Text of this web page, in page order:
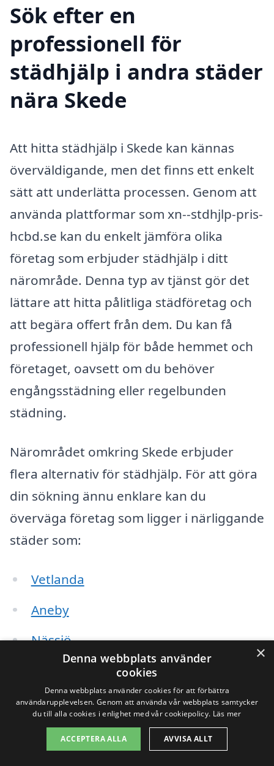
Sök efter en
professionell för
städhjälp i andra städer
nära Skede
Att hitta städhjälp i Skede kan kännas
överväldigande, men det finns ett enkelt
sätt att underlätta processen. Genom att
använda plattformar som xn--stdhjlp-pris-
hcbd.se kan du enkelt jämföra olika
företag som erbjuder städhjälp i ditt
närområde. Denna typ av tjänst gör det
lättare att hitta pålitliga städföretag och
att begära offert från dem. Du kan få
professionell hjälp för både hemmet och
företaget, oavsett om du behöver
engångsstädning eller regelbunden
städning.
Närområdet omkring Skede erbjuder
flera alternativ för städhjälp. För att göra
din sökning ännu enklare kan du
överväga företag som ligger i närliggande
städer som:
Vetlanda
Aneby
Nässjö
Granthult
Hultsfred
×
Denna webbplats använder
cookies
Denna webbplats använder cookies för att förbättra
användarupplevelsen. Genom att använda vår webbplats samtycker
du till alla cookies i enlighet med vår cookiepolicy. Läs mer
ACCEPTERA ALLA AVVISA ALLT